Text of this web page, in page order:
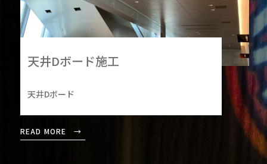
天井Dボード施工
天井Dボード
READ MORE